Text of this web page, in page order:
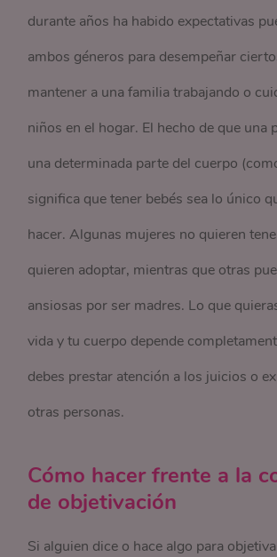
durante años ha habido expectativas
ambos géneros para desempeñar
mantener a una familia trabajando o
niños en el hogar. El hecho de que una
una determinada parte del cuerpo
significa que tener bebés sea lo único
hacer. Algunas mujeres no quieren
quieren adoptar, mientras que otras
ansiosas por ser madres. Lo que
vida y tu cuerpo depende
debes prestar atención a los juicios o
otras personas.
Cómo hacer frente a la
de objetivación
Si alguien dice o hace algo para